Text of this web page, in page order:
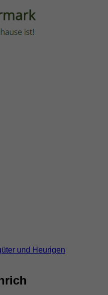
und Heurigen